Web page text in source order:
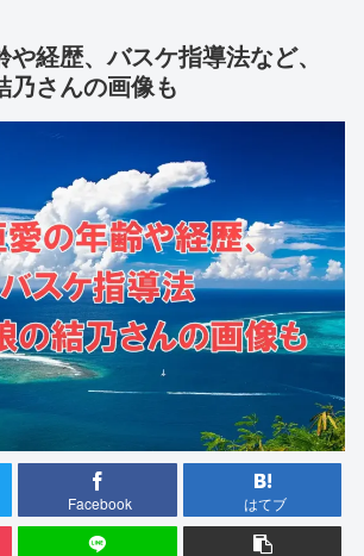
経歴、バスケ指導法など、
乃さんの画像も
Facebook はてブ